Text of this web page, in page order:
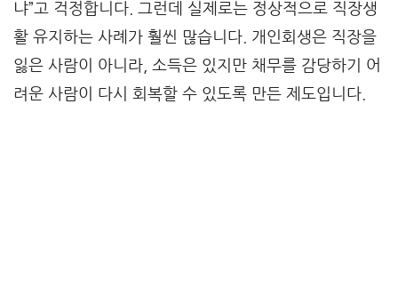
냐”고 걱정합니다. 그런데 실제로는 정상적으로 직장생
활 유지하는 사례가 훨씬 많습니다. 개인회생은 직장을
잃은 사람이 아니라, 소득은 있지만 채무를 감당하기 어
려운 사람이 다시 회복할 수 있도록 만든 제도입니다.